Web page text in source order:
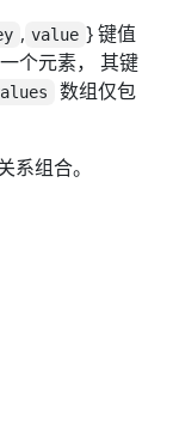
, value } 键值
个元素， 其键
数组仅包
系组合。